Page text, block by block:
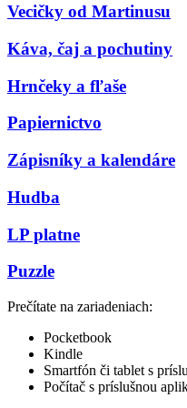
Vecičky od Martinusu
Káva, čaj a pochutiny
Hrnčeky a fľaše
Papiernictvo
Zápisníky a kalendáre
Hudba
LP platne
Puzzle
Prečítate na zariadeniach:
Pocketbook
Kindle
Smartfón či tablet s
Počítač s príslušnou